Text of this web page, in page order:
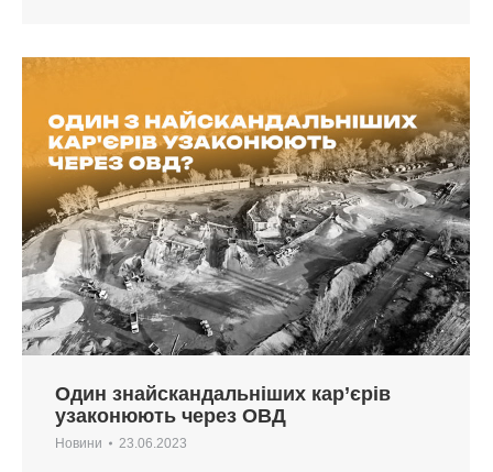
Один знайскандальніших кар’єрів
узаконюють через ОВД
Новини 23.06.2023